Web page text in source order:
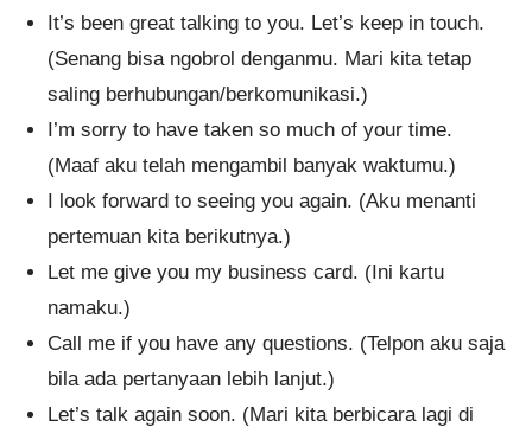
It’s been great talking to you. Let’s keep in touch.
(Senang bisa ngobrol denganmu. Mari kita tetap
saling berhubungan/berkomunikasi.)
I’m sorry to have taken so much of your time.
(Maaf aku telah mengambil banyak waktumu.)
I look forward to seeing you again. (Aku menanti
pertemuan kita berikutnya.)
Let me give you my business card. (Ini kartu
namaku.)
Call me if you have any questions. (Telpon aku saja
bila ada pertanyaan lebih lanjut.)
Let’s talk again soon. (Mari kita berbicara lagi di